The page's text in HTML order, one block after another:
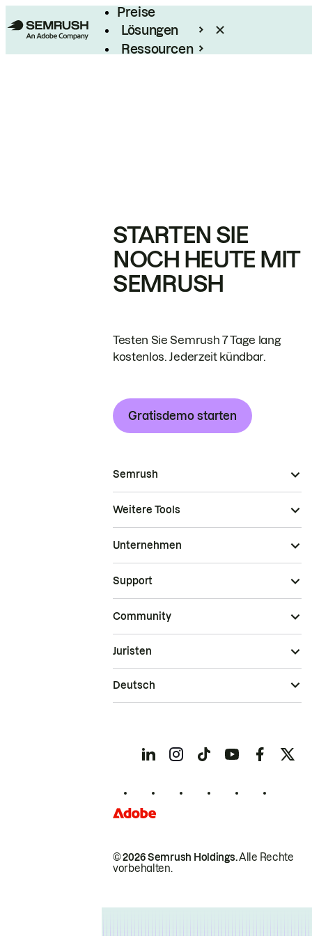
Preise
Lösungen
Ressourcen
STARTEN SIE
NOCH HEUTE MIT
SEMRUSH
Testen Sie Semrush 7 Tage lang
kostenlos. Jederzeit kündbar.
Gratisdemo starten
Semrush
Weitere Tools
Unternehmen
Support
Community
© 2026 Semrush Holdings.Alle Rechte
vorbehalten.
Juristen
Deutsch